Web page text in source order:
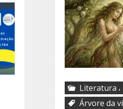
Literatura ,
Árvore da